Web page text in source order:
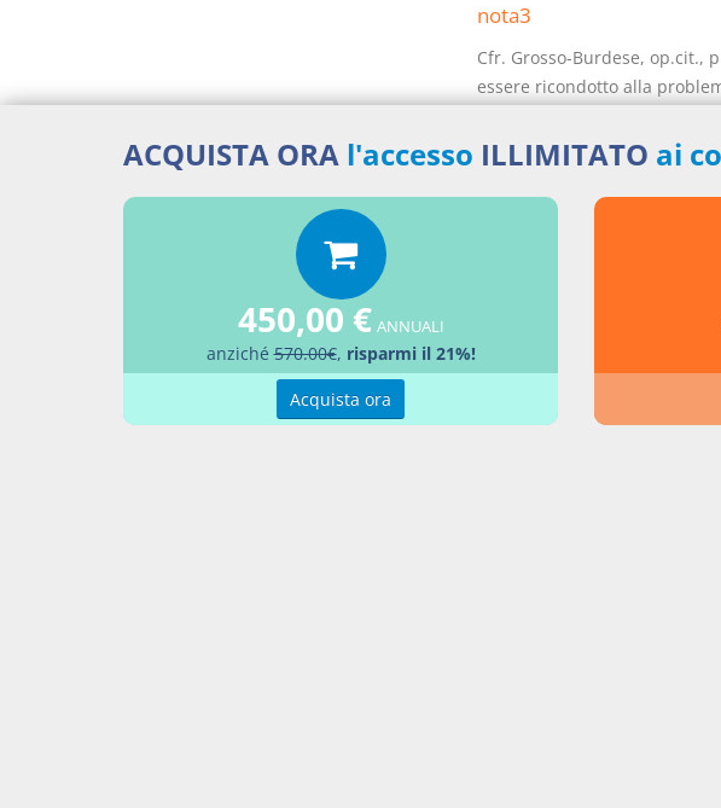
nota3
Cfr. Grosso-Burdese, op.cit.,
essere ricondotto alla
2740 cod.civ.: in questo
commerciale, Milano, 1972,
successivo all'accettazione,
1969, p.139; Azzariti,
GROSSO-BURDESE, Le
ACQUISTA ORA l'accesso ILLIMITATO ai
450,00 € ANNUALI
anziché570.00€, risparmi il 21%!
Acquista ora